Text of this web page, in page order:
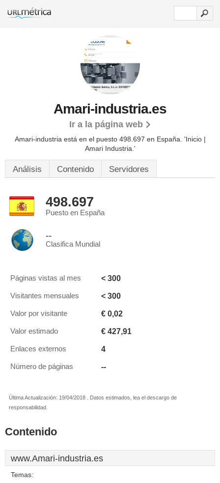
Amari-industria.es
Ir a la página web
Amari-industria está en el puesto 498.697 en España. 'Inicio |
Amari Industria.'
Análisis Contenido Servidores
498.697
Puesto en España
--
Clasifica Mundial
Páginas vistas al mes < 300
Visitantes mensuales < 300
Valor por visitante € 0,02
Valor estimado € 427,91
Enlaces externos 4
Número de páginas --
Última Actualización: 19/04/2018 . Datos estimados, lea el descargo de
responsabilidad.
Contenido
www.Amari-industria.es
Temas: